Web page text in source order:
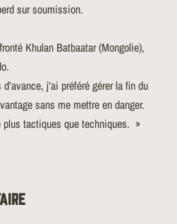
sur soumission.
Khulan Batbaatar (Mongolie),
j’ai préféré gérer la fin du
sans me mettre en danger.
plus tactiques que techniques. »